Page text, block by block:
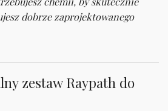
dobrze zaprojektowanego
zestaw Raypath do